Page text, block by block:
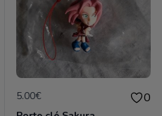
5.00€ 0